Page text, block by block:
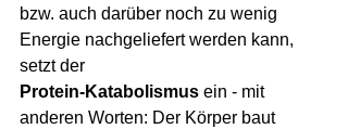
bzw. auch darüber noch zu wenig
Energie nachgeliefert werden kann,
setzt der
Protein-Katabolismus ein - mit
anderen Worten: Der Körper baut